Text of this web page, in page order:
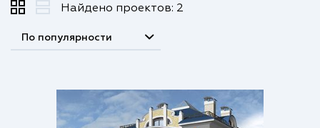
По популярности
Найдено проектов: 2